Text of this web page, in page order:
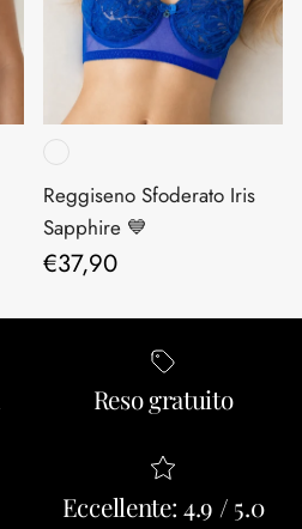
Reggiseno Sfoderato Iris
Sapphire 💙
Prezzo normale
€37,90
Reso gratuito
Eccellente: 4.9 / 5.0